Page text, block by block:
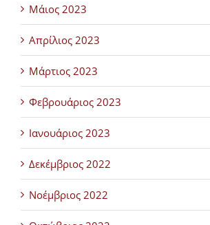
Μάιος 2023
Απρίλιος 2023
Μάρτιος 2023
Φεβρουάριος 2023
Ιανουάριος 2023
Δεκέμβριος 2022
Νοέμβριος 2022